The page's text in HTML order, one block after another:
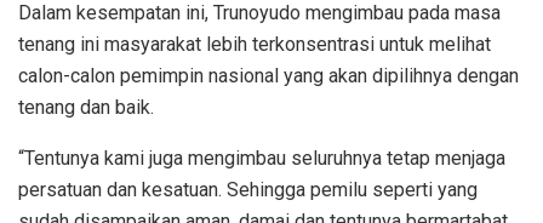
Dalam kesempatan ini, Trunoyudo mengimbau pada masa
tenang ini masyarakat lebih terkonsentrasi untuk melihat
calon-calon pemimpin nasional yang akan dipilihnya dengan
tenang dan baik.
“Tentunya kami juga mengimbau seluruhnya tetap menjaga
persatuan dan kesatuan. Sehingga pemilu seperti yang